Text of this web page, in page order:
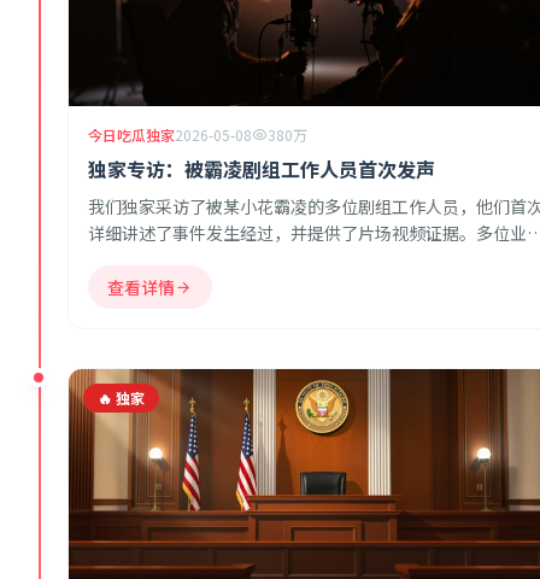
今日吃瓜独家2026-05-08 380万
独家专访：被霸凌剧组工作人员首次发声
我们独家采访了被某小花霸凌的多位剧组工作人员，他们首
详细讲述了事件发生经过，并提供了片场视频证据。多位业
查看详情
🔥 独家